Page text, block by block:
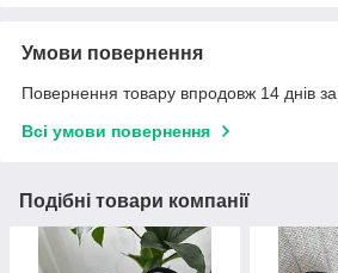
Умови повернення
Повернення товару впродовж 14 днів
Всі умови повернення
Подібні товари компанії